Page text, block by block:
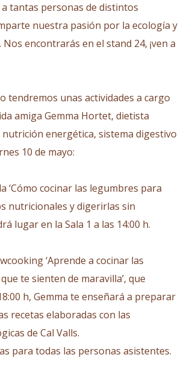
tantas personas de distintos
nuestra pasión por la ecología y
encontrarás en el stand 24, ¡ven a
tendremos unas actividades a cargo
amiga Gemma Hortet, dietista
nutrición energética, sistema digestivo
10 de mayo:
‘Cómo cocinar las legumbres para
nutricionales y digerirlas sin
lugar en la Sala 1 a las 14:00 h.
‘Aprende a cocinar las
te sienten de maravilla’, que
h, Gemma te enseñará a preparar
recetas elaboradas con las
de Cal Valls.
para todas las personas asistentes.